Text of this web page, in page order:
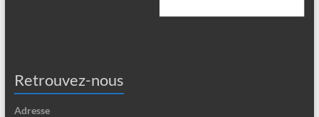
Retrouvez-nous
Adresse